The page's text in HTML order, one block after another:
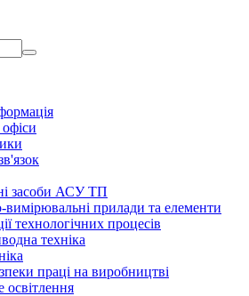
офіси
засоби АСУ ТП
вимірювальні прилади та елементи
технологічних процесів
техніка
праці на виробництві